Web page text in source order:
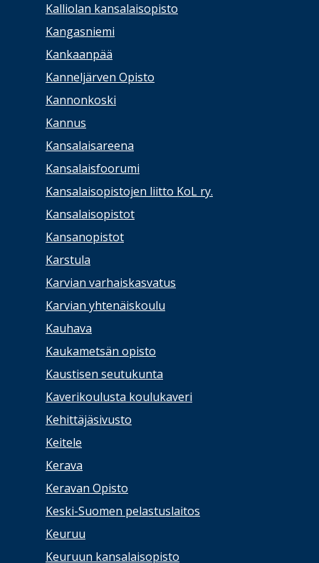
Kalliolan kansalaisopisto
Kangasniemi
Kankaanpää
Kanneljärven Opisto
Kannonkoski
Kannus
Kansalaisareena
Kansalaisfoorumi
Kansalaisopistojen liitto KoL ry.
Kansalaisopistot
Kansanopistot
Karstula
Karvian varhaiskasvatus
Karvian yhtenäiskoulu
Kauhava
Kaukametsän opisto
Kaustisen seutukunta
Kaverikoulusta koulukaveri
Kehittäjäsivusto
Keitele
Kerava
Keravan Opisto
Keski-Suomen pelastuslaitos
Keuruu
Keuruun kansalaisopisto